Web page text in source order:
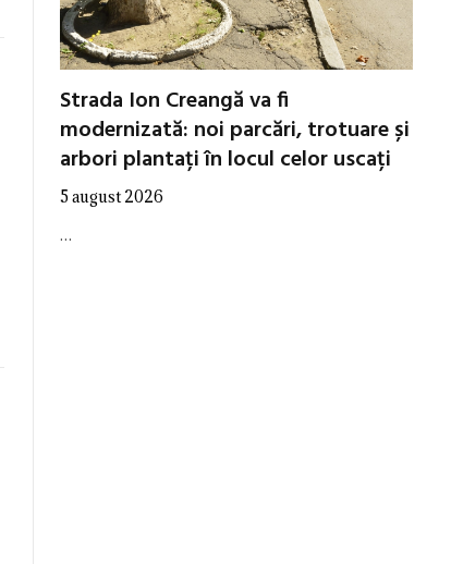
Strada Ion Creangă va fi
modernizată: noi parcări, trotuare și
arbori plantați în locul celor uscați
5 august 2026
…